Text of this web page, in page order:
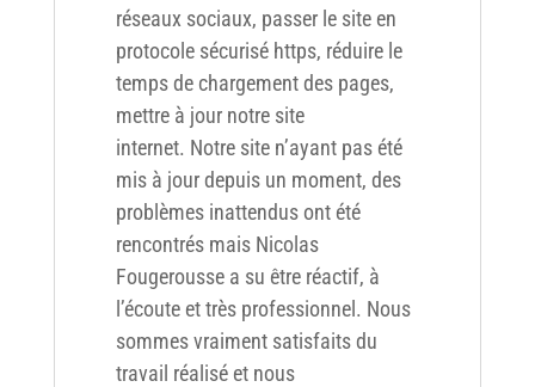
réseaux sociaux, passer le site en
protocole sécurisé https, réduire le
temps de chargement des pages,
mettre à jour notre site
internet. Notre site n’ayant pas été
mis à jour depuis un moment, des
problèmes inattendus ont été
rencontrés mais Nicolas
Fougerousse a su être réactif, à
l’écoute et très professionnel. Nous
sommes vraiment satisfaits du
travail réalisé et nous